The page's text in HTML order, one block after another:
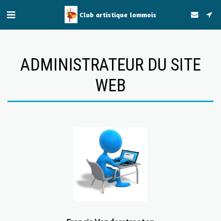
Club artistique lommois
ADMINISTRATEUR DU SITE
WEB